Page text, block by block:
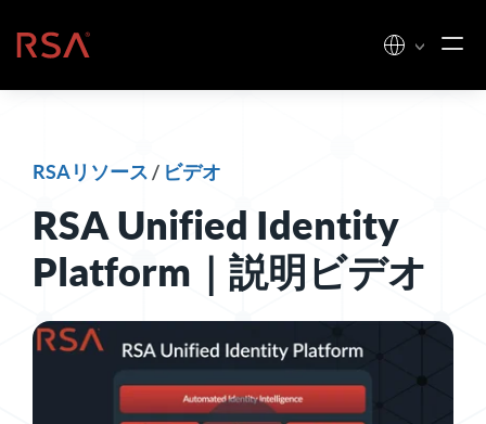
ホーム
RSAリソース / ビデオ
RSA Unified Identity
Platform｜説明ビデオ